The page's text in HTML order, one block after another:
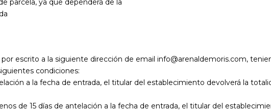
parcela, ya que dependerá de la
escrito a la siguiente dirección de email info@arenaldemoris.com,
condiciones:
a la fecha de entrada, el titular del establecimiento devolverá la
de 15 días de antelación a la fecha de entrada, el titular del